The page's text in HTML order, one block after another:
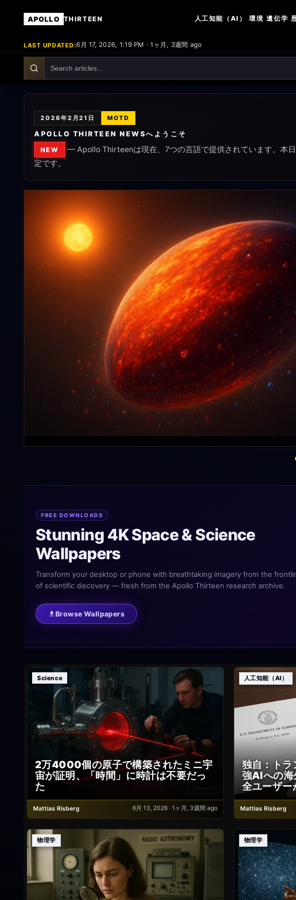
APOLLO THIRTEEN 人工知能（AI） 環境 遺伝学
LAST UPDATED:6月 17, 2026, 1:19 PM · 1ヶ月, 3週間 ago
2026年2月21日 MOTD
APOLLO THIRTEEN NEWSへようこそ
NEW
— Apollo Thirteenは現在、7つの言語で提供されています。本
定です。
FREE DOWNLOADS
Stunning 4K Space & Science
Wallpapers
Transform your desktop or phone with breathtaking imagery from the
of scientific discovery — fresh from the Apollo Thirteen research archive.
Browse Wallpapers
Science
2万4000個の原子で構築されたミニ宇
宙が証明、「時間」に時計は不要だっ
た
Mattias Risberg 6月 13, 2026 · 1ヶ月, 3週間 ago
人工知能（AI）
独自：ト
強AIへの海
全ユーザー
Mattias Risberg
物理学 物理学